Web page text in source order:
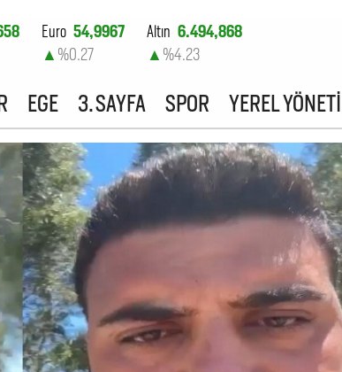
Euro 54,9967
▲ %0.27
Altın 6.494,868
▲ %4.23
EGE 3. SAYFA SPOR YEREL